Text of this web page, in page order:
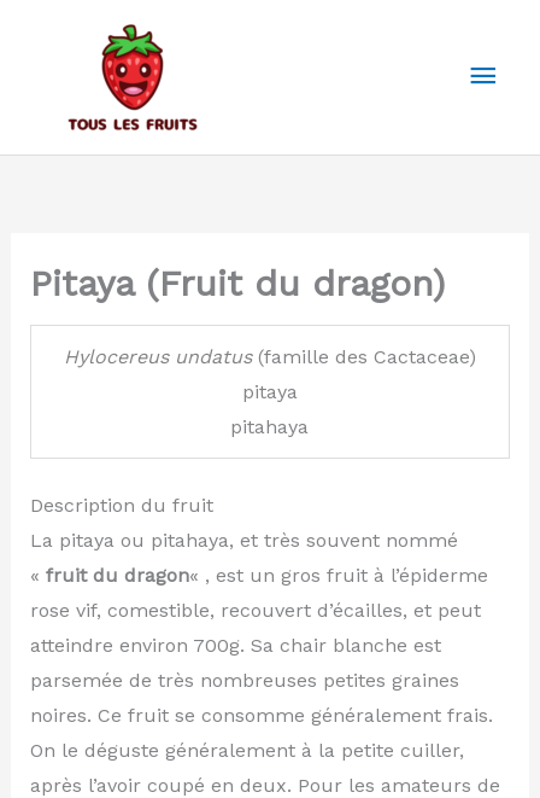
Pitaya (Fruit du dragon)
Hylocereus undatus(famille des Cactaceae)
pitaya
pitahaya
Description du fruit
La pitaya ou pitahaya, et très souvent nommé
« fruit du dragon« , est un gros fruit à l’épiderme
rose vif, comestible, recouvert d’écailles, et peut
atteindre environ 700g. Sa chair blanche est
parsemée de très nombreuses petites graines
noires. Ce fruit se consomme généralement frais.
On le déguste généralement à la petite cuiller,
après l’avoir coupé en deux. Pour les amateurs de